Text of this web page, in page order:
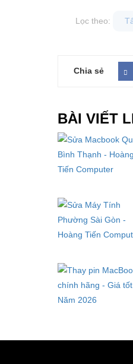
Lọc theo:
Chia sẻ
BÀI VIẾT